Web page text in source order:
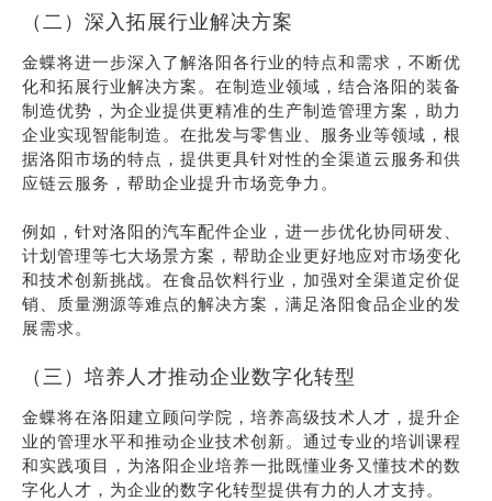
（二）深入拓展行业解决方案
金蝶将进一步深入了解洛阳各行业的特点和需求，不断优
化和拓展行业解决方案。在制造业领域，结合洛阳的装备
制造优势，为企业提供更精准的生产制造管理方案，助力
企业实现智能制造。在批发与零售业、服务业等领域，根
据洛阳市场的特点，提供更具针对性的全渠道云服务和供
应链云服务，帮助企业提升市场竞争力。
例如，针对洛阳的汽车配件企业，进一步优化协同研发、
计划管理等七大场景方案，帮助企业更好地应对市场变化
和技术创新挑战。在食品饮料行业，加强对全渠道定价促
销、质量溯源等难点的解决方案，满足洛阳食品企业的发
展需求。
（三）培养人才推动企业数字化转型
金蝶将在洛阳建立顾问学院，培养高级技术人才，提升企
业的管理水平和推动企业技术创新。通过专业的培训课程
和实践项目，为洛阳企业培养一批既懂业务又懂技术的数
字化人才，为企业的数字化转型提供有力的人才支持。